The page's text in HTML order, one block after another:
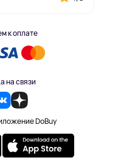
к оплате
на связи
DoBuy